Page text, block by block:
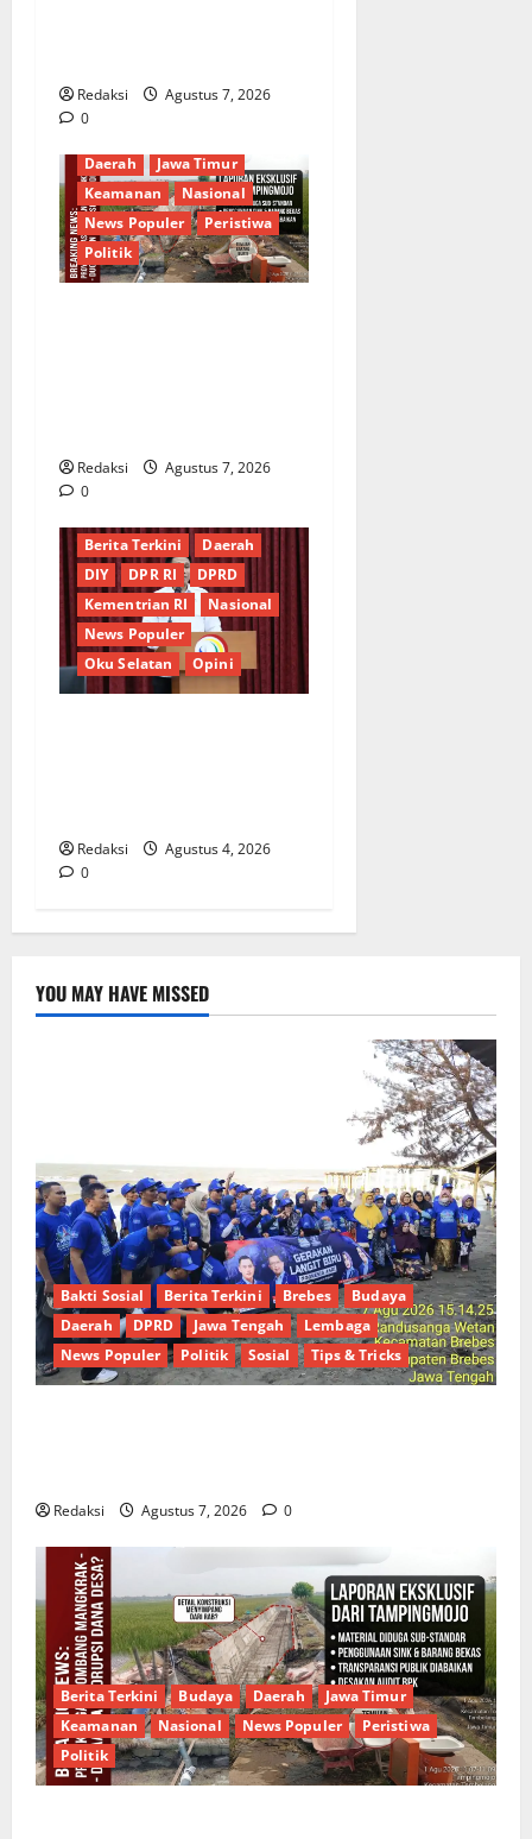
Redaksi
Agustus 7, 2026
0
Daerah
Jawa Timur
Keamanan
Nasional
News Populer
Peristiwa
Politik
Redaksi
Agustus 7, 2026
0
Berita Terkini
Daerah
DIY
DPR RI
DPRD
Kementrian RI
Nasional
News Populer
Oku Selatan
Opini
Redaksi
Agustus 4, 2026
0
YOU MAY HAVE MISSED
Bakti Sosial Berita Terkini Brebes
Budaya
Daerah
DPRD Jawa Tengah
Lembaga
News Populer
Politik Sosial Tips & Tricks
Redaksi Agustus 7, 2026 0
Berita Terkini Budaya Daerah
Jawa Timur
Keamanan
Nasional News Populer
Peristiwa
Politik